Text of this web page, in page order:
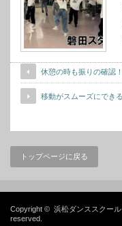
休憩の時も振りの確認
移動がスムーズにでき
トップページに戻る
Copyright © 浜松ダンススクー
reserved.